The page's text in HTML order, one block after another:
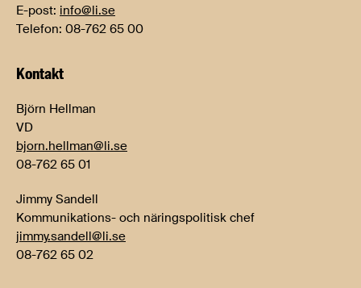
E-post: info@li.se
Telefon: 08-762 65 00
Kontakt
Björn Hellman
VD
bjorn.hellman@li.se
08-762 65 01
Jimmy Sandell
Kommunikations- och näringspolitisk chef
jimmy.sandell@li.se
08-762 65 02